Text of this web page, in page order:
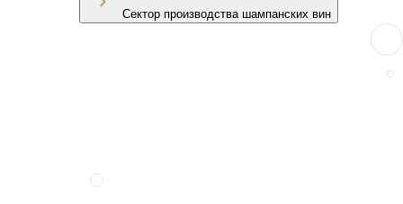
Сектор производства шампанских вин